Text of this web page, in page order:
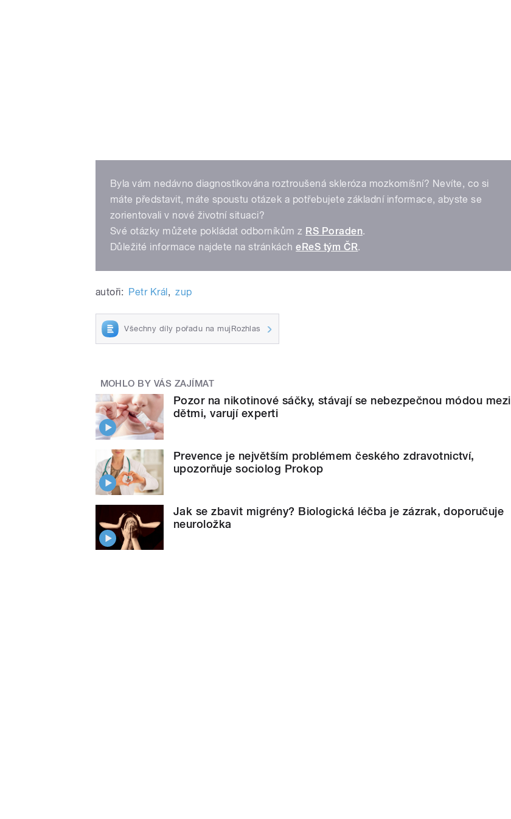
Byla vám nedávno diagnostikována roztroušená skleróza mozkomíšní? Nevíte, co si
máte představit, máte spoustu otázek a potřebujete základní informace, abyste se
zorientovali v nové životní situaci?
Své otázky můžete pokládat odborníkům z RS Poraden.
Důležité informace najdete na stránkácheReS tým ČR.
autoři: Petr Král, zup
Všechny díly pořadu na mujRozhlas
MOHLO BY VÁS ZAJÍMAT
Pozor na nikotinové sáčky, stávají se nebezpečnou módou mezi
dětmi, varují experti
Prevence je největším problémem českého zdravotnictví,
upozorňuje sociolog Prokop
Jak se zbavit migrény? Biologická léčba je zázrak, doporučuje
neuroložka